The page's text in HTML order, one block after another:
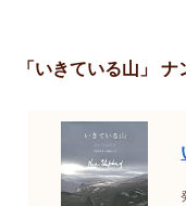
「いきている山」 ナ